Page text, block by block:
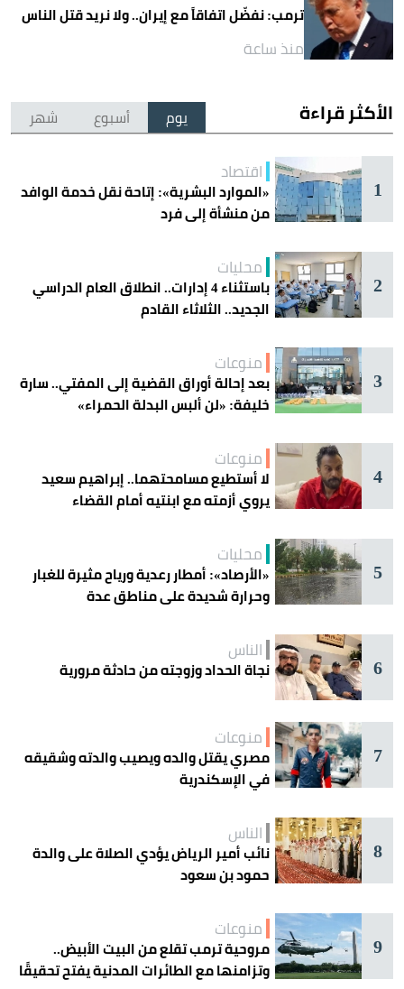
ترمب: نفضّل اتفاقاً مع إيران.. ولا نريد قتل الناس
منذ ساعة
الأكثر قراءة يوم أسبوع شهر
1
اقتصاد
«الموارد البشرية»: إتاحة نقل خدمة الوافد
من منشأة إلى فرد
2
محليات
باستثناء 4 إدارات.. انطلاق العام الدراسي
الجديد.. الثلاثاء القادم
3
منوعات
بعد إحالة أوراق القضية إلى المفتي.. سارة
خليفة: «لن ألبس البدلة الحمراء»
4
منوعات
لا أستطيع مسامحتهما.. إبراهيم سعيد
يروي أزمته مع ابنتيه أمام القضاء
5
محليات
«الأرصاد»: أمطار رعدية ورياح مثيرة للغبار
وحرارة شديدة على مناطق عدة
6
الناس
نجاة الحداد وزوجته من حادثة مرورية
7
منوعات
مصري يقتل والده ويصيب والدته وشقيقه
في الإسكندرية
8
الناس
نائب أمير الرياض يؤدي الصلاة على والدة
حمود بن سعود
9
منوعات
مروحية ترمب تقلع من البيت الأبيض..
وتزامنها مع الطائرات المدنية يفتح تحقيقًا